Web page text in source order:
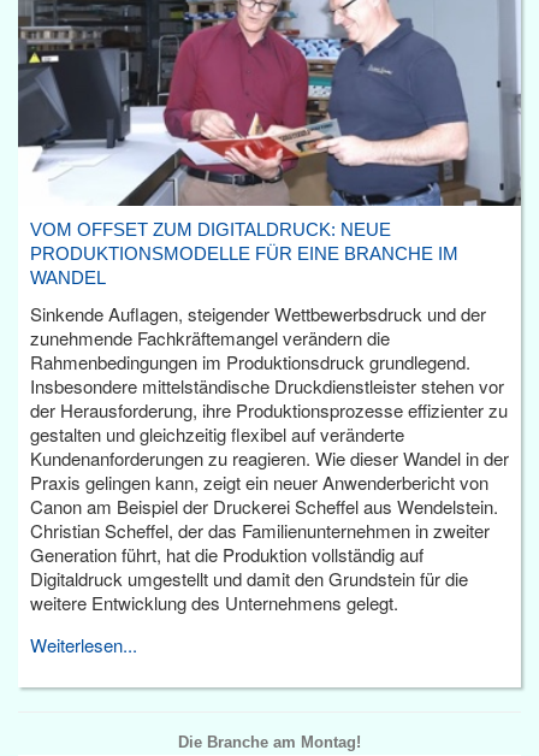
VOM OFFSET ZUM DIGITALDRUCK: NEUE
PRODUKTIONSMODELLE FÜR EINE BRANCHE IM
WANDEL
Sinkende Auflagen, steigender Wettbewerbsdruck und der
zunehmende Fachkräftemangel verändern die
Rahmenbedingungen im Produktionsdruck grundlegend.
Insbesondere mittelständische Druckdienstleister stehen vor
der Herausforderung, ihre Produktionsprozesse effizienter zu
gestalten und gleichzeitig flexibel auf veränderte
Kundenanforderungen zu reagieren. Wie dieser Wandel in der
Praxis gelingen kann, zeigt ein neuer Anwenderbericht von
Canon am Beispiel der Druckerei Scheffel aus Wendelstein.
Christian Scheffel, der das Familienunternehmen in zweiter
Generation führt, hat die Produktion vollständig auf
Digitaldruck umgestellt und damit den Grundstein für die
weitere Entwicklung des Unternehmens gelegt.
Weiterlesen...
Die Branche am Montag!